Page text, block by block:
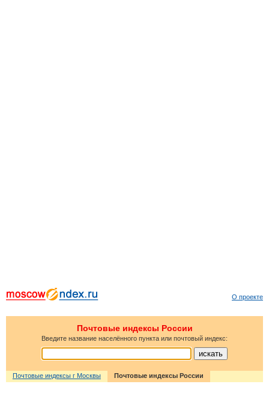
О проекте
Почтовые индексы России
Введите название населённого пункта или почтовый индекс:
Почтовые индексы г Москвы Почтовые индексы России